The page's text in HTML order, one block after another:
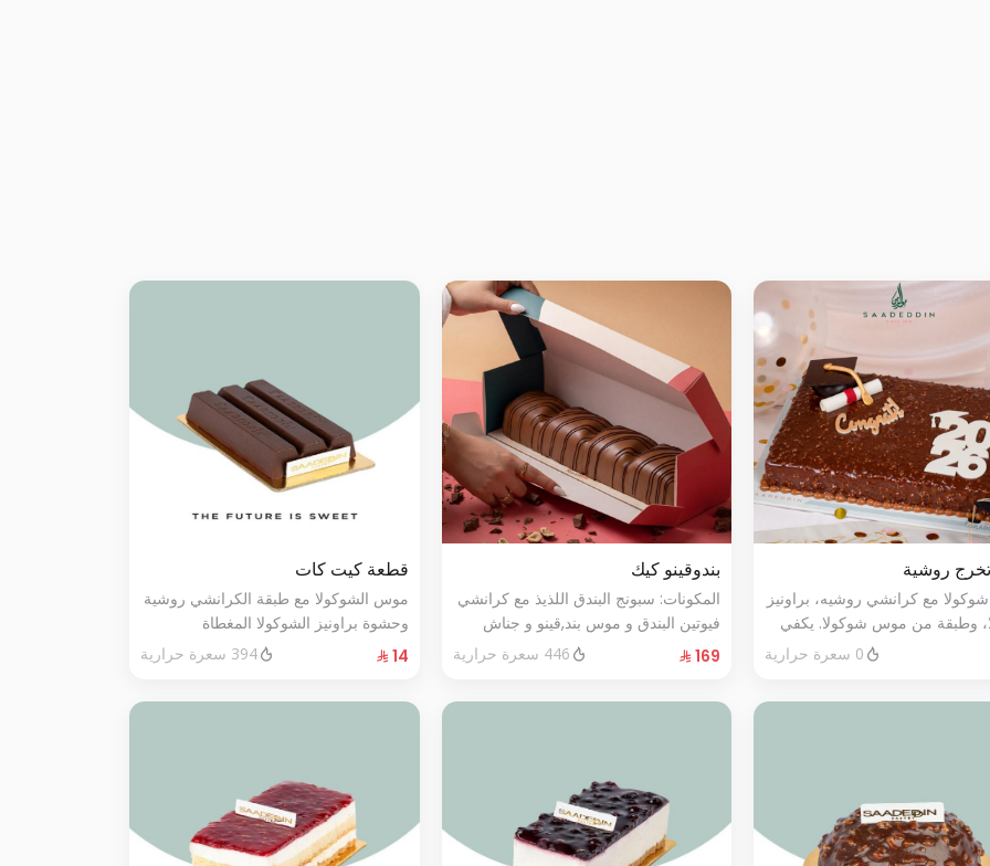
روشية
مع كرانشي روشيه، براونيز
وطبقة من موس شوكولا. يكفي
0 سعرة حرارية
بندوقينو كيك
المكونات: سبونج البندق اللذيذ مع كرانشي
فيوتين البندق و موس بند,قينو و جناش
البندق مع طبقة شوكولا ناعمة (تكفي من
446 سعرة حرارية
قطعة كيت كات
موس الشوكولا مع طبقة الكرانشي روشية
وحشوة براونيز الشوكولا المغطاة
بالكراميل
394 سعرة حرارية